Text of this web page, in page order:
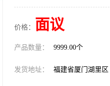
价格： 面议
产品数量： 9999.00个
发货地址： 福建省厦门湖里区